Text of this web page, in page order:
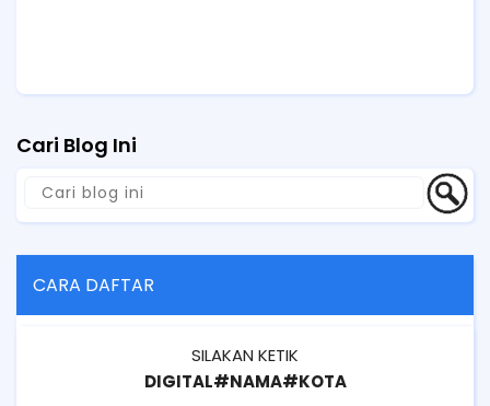
Cari Blog Ini
CARA DAFTAR
SILAKAN KETIK
DIGITAL#NAMA#KOTA